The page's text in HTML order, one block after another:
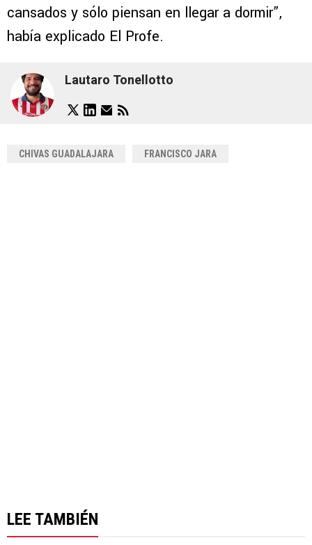
cansados y sólo piensan en llegar a dormir”,
había explicado El Profe.
Lautaro Tonellotto
CHIVAS GUADALAJARA FRANCISCO JARA
LEE TAMBIÉN